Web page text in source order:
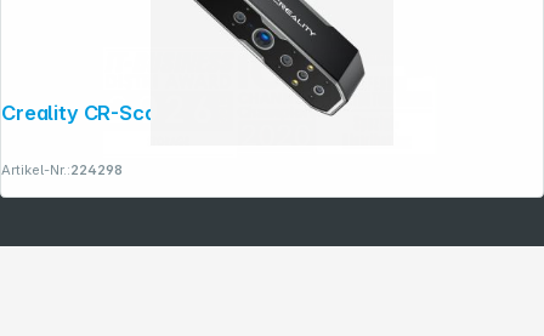
Creality CR-Scan Otter 3D Scanner
Artikel-Nr.:224298